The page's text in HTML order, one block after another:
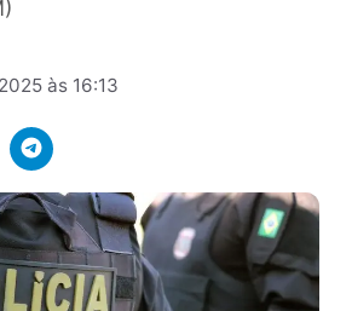
pela Agência Nacional
às 16:13